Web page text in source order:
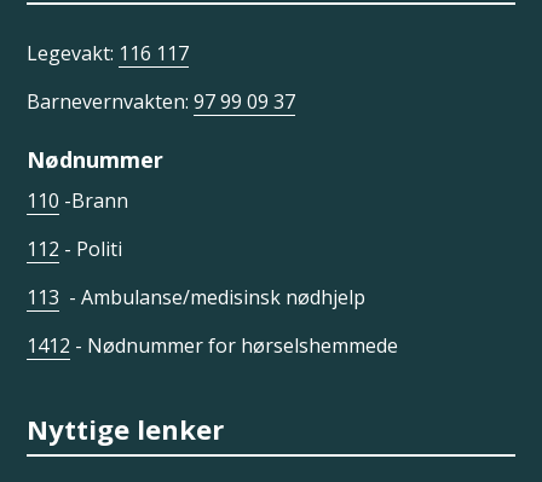
Legevakt: 116 117
Barnevernvakten:97 99 09 37
Nødnummer
110 -Brann
112 - Politi
113 - Ambulanse/medisinsk nødhjelp
1412 - Nødnummer for hørselshemmede
Nyttige lenker